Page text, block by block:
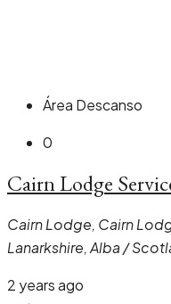
Área Descanso
0
Cairn Lodge
Cairn Lodge, Cairn
Lanarkshire, Alba /
2 years ago